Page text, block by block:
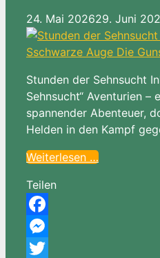
24. Mai 202629. Juni
Stunden der Sehnsucht
Sehnsucht“ Aventurien –
spannender Abenteuer,
Helden in den Kampf
Weiterlesen …
Teilen
Facebook
Messenger